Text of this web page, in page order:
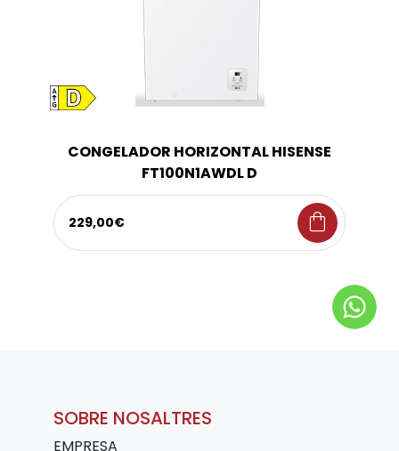
CONGELADOR HORIZONTAL HISENSE
FT100N1AWDL D
229,00€ shopping_bag
SOBRE NOSALTRES
EMPRESA